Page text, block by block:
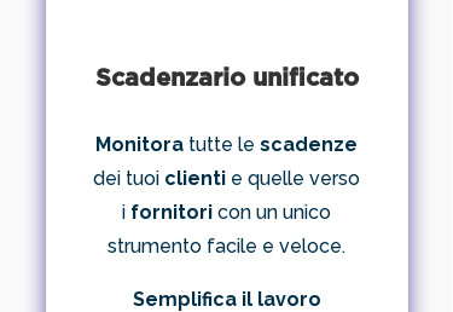
Scadenzario unificato
Monitora tutte le scadenze
dei tuoi clienti e quelle verso
i fornitori con un unico
strumento facile e veloce.
Semplifica il lavoro